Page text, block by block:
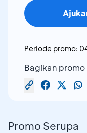
Periode promo:
Bagikan promo
Promo Serupa